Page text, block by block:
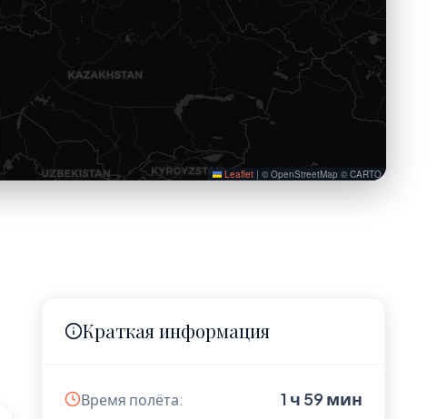
Leaflet | © OpenStreetMap © CARTO
Краткая информация
Время полёта: 1 ч 59 мин